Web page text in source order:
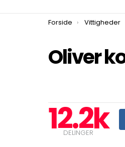
You are here:
Forside Vittigheder
Oliver
12.2k
DELINGER